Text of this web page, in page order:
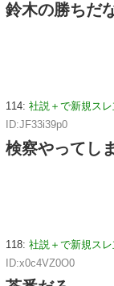
鈴木の勝ちだ
114: 社説＋で新規ス
ID:JF33i39p0
検察やってし
118: 社説＋で新規ス
ID:x0c4VZ0O0